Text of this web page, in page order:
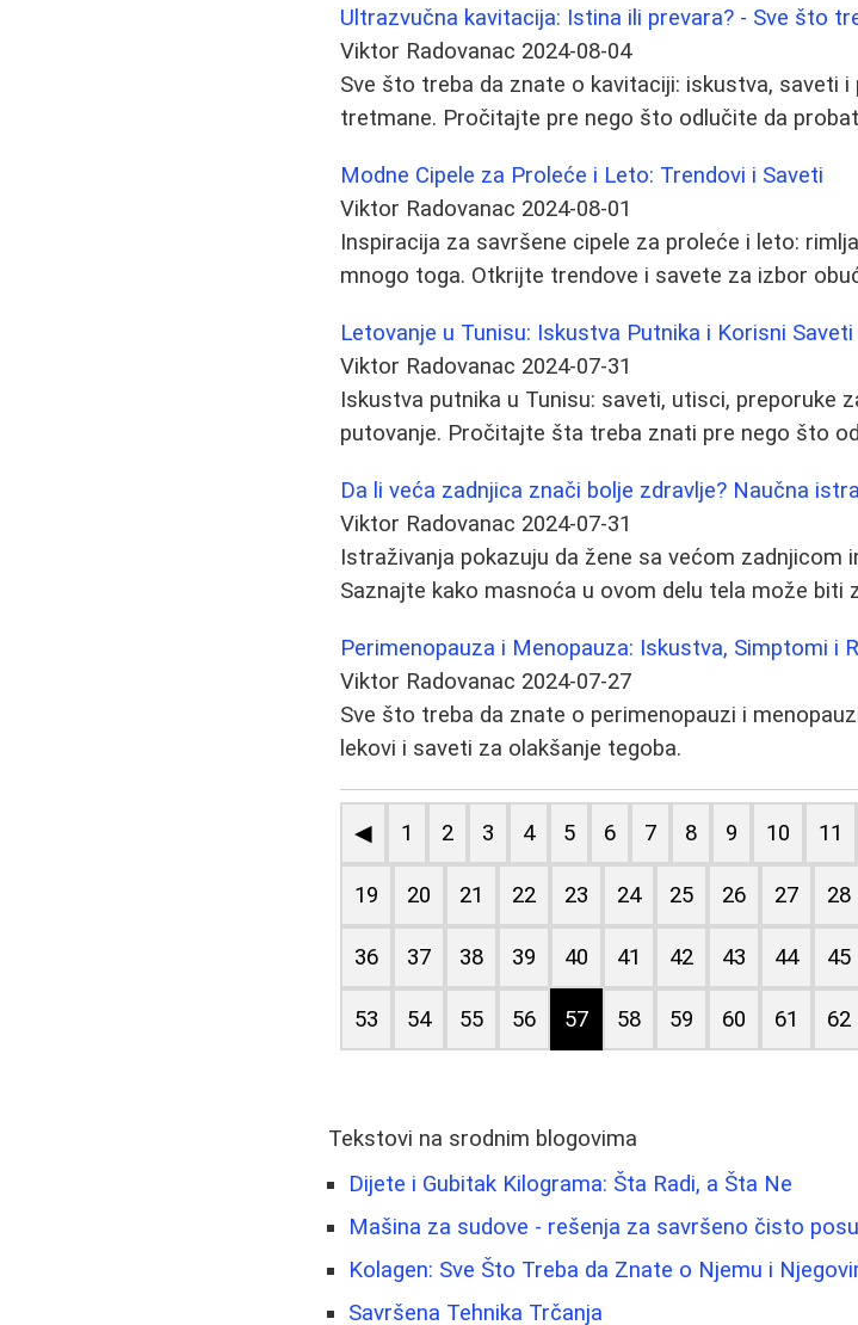
Ultrazvučna kavitacija: Istina ili prevara? - Sve što
Viktor Radovanac 2024-08-04
Sve što treba da znate o kavitaciji: iskustva, saveti
tretmane. Pročitajte pre nego što odlučite da
Modne Cipele za Proleće i Leto: Trendovi i Saveti
Viktor Radovanac 2024-08-01
Inspiracija za savršene cipele za proleće i leto:
mnogo toga. Otkrijte trendove i savete za izbor
Letovanje u Tunisu: Iskustva Putnika i Korisni Saveti
Viktor Radovanac 2024-07-31
Iskustva putnika u Tunisu: saveti, utisci, preporuke
putovanje. Pročitajte šta treba znati pre nego što
Da li veća zadnjica znači bolje zdravlje? Naučna
Viktor Radovanac 2024-07-31
Istraživanja pokazuju da žene sa većom zadnjicom
Saznajte kako masnoća u ovom delu tela može biti
Perimenopauza i Menopauza: Iskustva, Simptomi i
Viktor Radovanac 2024-07-27
Sve što treba da znate o perimenopauzi i
lekovi i saveti za olakšanje tegoba.
◀ 1 2 3 4 5 6 7 8 9 10 11
19 20 21 22 23 24 25 26 27 28
36 37 38 39 40 41 42 43 44 45
53 54 55 56 57 58 59 60 61 62
Tekstovi na srodnim blogovima
Dijete i Gubitak Kilograma: Šta Radi, a Šta Ne
Mašina za sudove - rešenja za savršeno čisto
Kolagen: Sve Što Treba da Znate o Njemu i
Savršena Tehnika Trčanja